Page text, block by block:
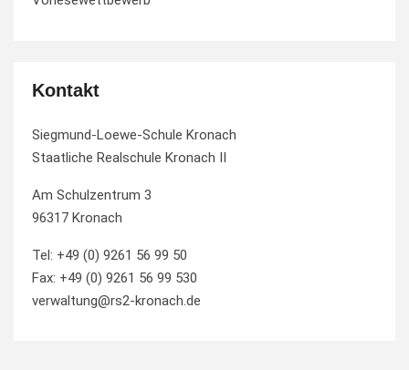
Kontakt
Siegmund-Loewe-Schule Kronach
Staatliche Realschule Kronach II
Am Schulzentrum 3
96317 Kronach
Tel: +49 (0) 9261 56 99 50
Fax: +49 (0) 9261 56 99 530
verwaltung@rs2-kronach.de